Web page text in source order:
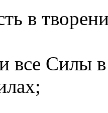
в
все Силы